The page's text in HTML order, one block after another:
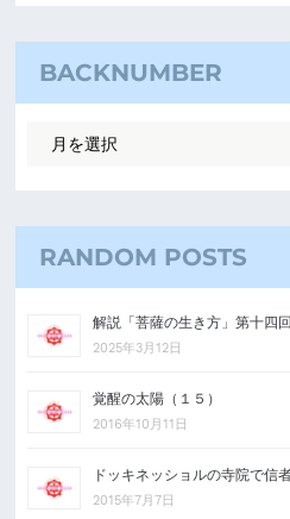
BACKNUMBER
RANDOM POSTS
解説「菩薩の生き方」第十四回
2025年3月12日
覚醒の太陽（１５）
2016年10月11日
ドッキネッショルの寺院で信
2015年7月7日